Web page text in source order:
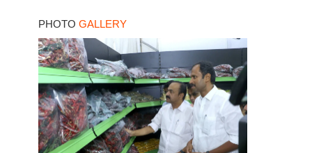
PHOTO GALLERY